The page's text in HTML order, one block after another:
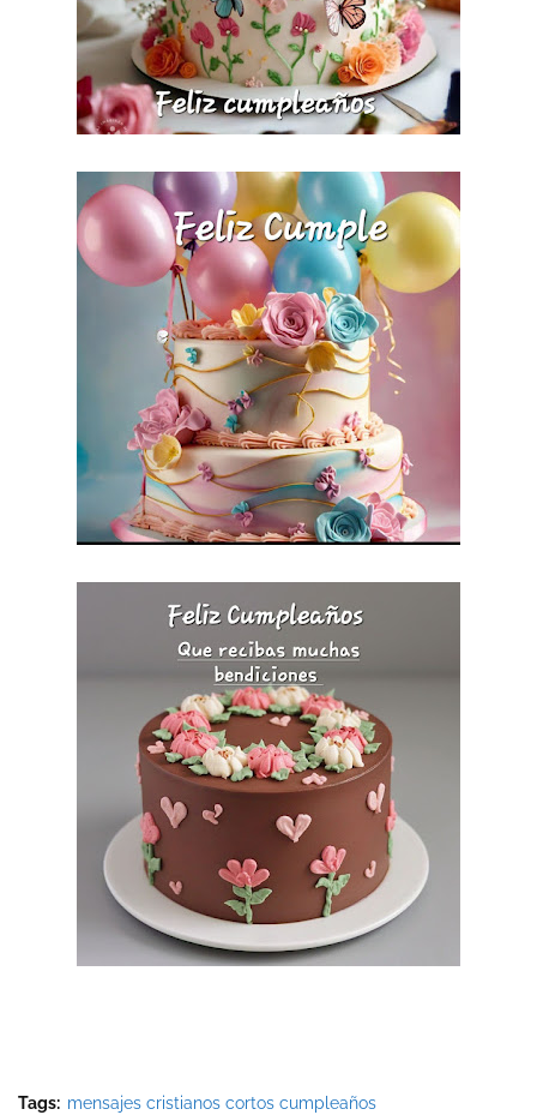
Tags: mensajes cristianos cortos cumpleaños